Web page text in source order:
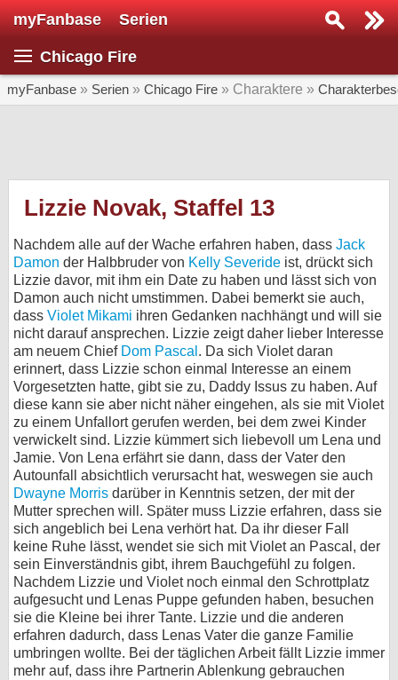
myFanbase Serien
Chicago Fire
myFanbase » Serien » Chicago Fire » Charaktere »
Lizzie Novak, Staffel 13
Nachdem alle auf der Wache erfahren haben, dass Jack
Damon der Halbbruder von Kelly Severide ist, drückt sich
Lizzie davor, mit ihm ein Date zu haben und lässt sich von
Damon auch nicht umstimmen. Dabei bemerkt sie auch,
dass Violet Mikami ihren Gedanken nachhängt und will sie
nicht darauf ansprechen. Lizzie zeigt daher lieber Interesse
am neuem Chief Dom Pascal . Da sich Violet daran
erinnert, dass Lizzie schon einmal Interesse an einem
Vorgesetzten hatte, gibt sie zu, Daddy Issus zu haben. Auf
diese kann sie aber nicht näher eingehen, als sie mit Violet
zu einem Unfallort gerufen werden, bei dem zwei Kinder
verwickelt sind. Lizzie kümmert sich liebevoll um Lena und
Jamie. Von Lena erfährt sie dann, dass der Vater den
Autounfall absichtlich verursacht hat, weswegen sie auch
Dwayne Morris darüber in Kenntnis setzen, der mit der
Mutter sprechen will. Später muss Lizzie erfahren, dass sie
sich angeblich bei Lena verhört hat. Da ihr dieser Fall
keine Ruhe lässt, wendet sie sich mit Violet an Pascal, der
sein Einverständnis gibt, ihrem Bauchgefühl zu folgen.
Nachdem Lizzie und Violet noch einmal den Schrottplatz
aufgesucht und Lenas Puppe gefunden haben, besuchen
sie die Kleine bei ihrer Tante. Lizzie und die anderen
erfahren dadurch, dass Lenas Vater die ganze Familie
umbringen wollte. Bei der täglichen Arbeit fällt Lizzie immer
mehr auf, dass ihre Partnerin Ablenkung gebrauchen
Serie suchen...
SERIEN
KULTUR
Specials
SERVICE
Gewinnspiele
Forum
bei X
bei Facebook
Kontakt
Nutzungsbedingungen
Datenschutz
Cookie-Einstellungen
Impressum